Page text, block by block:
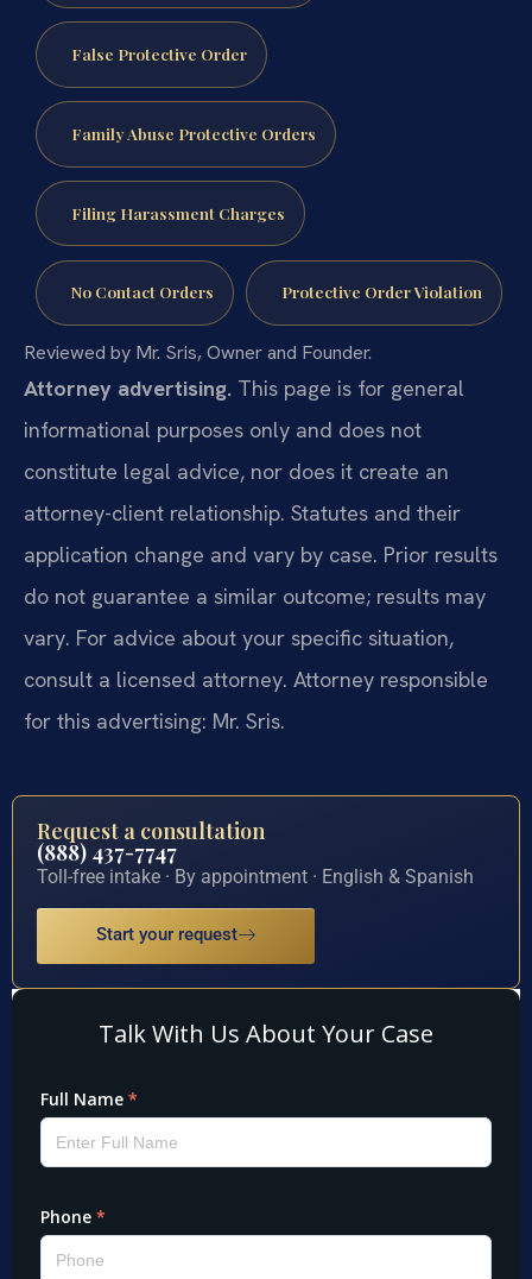
False Protective Order
Family Abuse Protective Orders
Filing Harassment Charges
No Contact Orders Protective Order Violation
Reviewed by Mr. Sris, Owner and Founder.
Attorney advertising. This page is for general
informational purposes only and does not
constitute legal advice, nor does it create an
attorney-client relationship. Statutes and their
application change and vary by case. Prior results
do not guarantee a similar outcome; results may
vary. For advice about your specific situation,
consult a licensed attorney. Attorney responsible
for this advertising: Mr. Sris.
Request a consultation
(888) 437-7747
Toll-free intake · By appointment · English & Spanish
Start your request